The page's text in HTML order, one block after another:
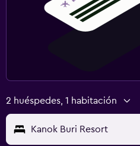
2 huéspedes, 1 habitación
Kanok Buri Resort